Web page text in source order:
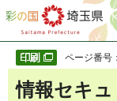
彩の国 埼玉県
ページ番号
情報セキ